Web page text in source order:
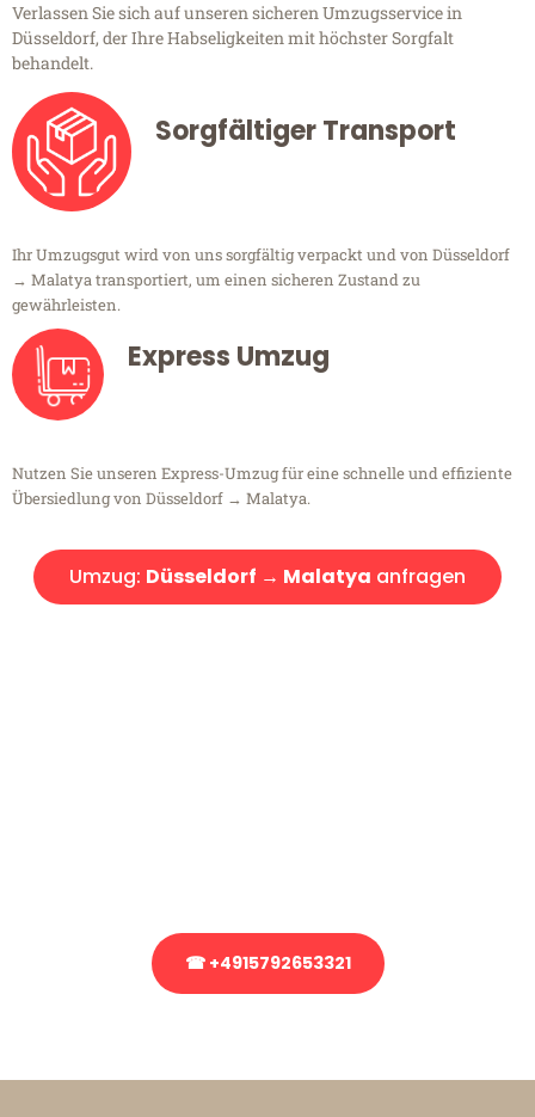
Verlassen Sie sich auf unseren sicheren Umzugsservice in
Düsseldorf, der Ihre Habseligkeiten mit höchster Sorgfalt
behandelt.
Sorgfältiger Transport
Ihr Umzugsgut wird von uns sorgfältig verpackt und von Düsseldorf
→ Malatya transportiert, um einen sicheren Zustand zu
gewährleisten.
Express Umzug
Nutzen Sie unseren Express-Umzug für eine schnelle und effiziente
Übersiedlung von Düsseldorf → Malatya.
Umzug: Düsseldorf → Malatya anfragen
☎ +4915792653321